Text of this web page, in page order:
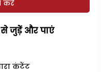
करें
से जुड़ेें और पाएं
कंटेंट